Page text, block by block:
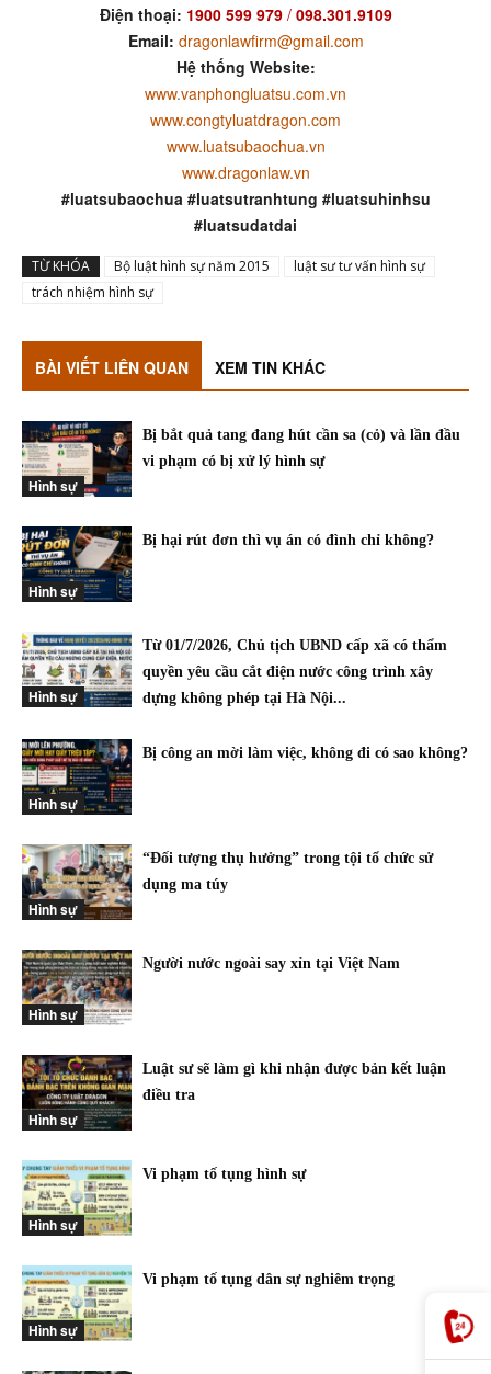
Điện thoại: 1900 599 979/ 098.301.9109
Email: dragonlawfirm@gmail.com
Hệ thống Website:
www.vanphongluatsu.com.vn
www.congtyluatdragon.com
www.luatsubaochua.vn
www.dragonlaw.vn
#luatsubaochua #luatsutranhtung #luatsuhinhsu
#luatsudatdai
TỪ KHÓA Bộ luật hình sự năm 2015
luật sư tư vấn hình sự
trách nhiệm hình sự
BÀI VIẾT LIÊN QUAN XEM TIN KHÁC
Hình sự
Bị bắt quả tang đang hút cần sa (cỏ) và lần đầu
vi phạm có bị xử lý hình sự
Hình sự
Bị hại rút đơn thì vụ án có đình chỉ không?
Hình sự
Từ 01/7/2026, Chủ tịch UBND cấp xã có thẩm
quyền yêu cầu cắt điện nước công trình xây
dựng không phép tại Hà Nội...
Hình sự
Bị công an mời làm việc, không đi có sao không?
Hình sự
“Đối tượng thụ hưởng” trong tội tổ chức sử
dụng ma túy
Hình sự
Người nước ngoài say xỉn tại Việt Nam
Hình sự
Luật sư sẽ làm gì khi nhận được bản kết luận
điều tra
Hình sự
Vi phạm tố tụng hình sự
Hình sự
Vi phạm tố tụng dân sự nghiêm trọng